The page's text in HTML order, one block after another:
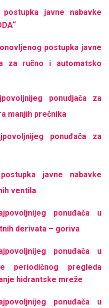
javne nabavke
postupka javne
za ručno i automatsko
ponudjača za
manjih prečnika
ponuđača za
javne nabavke
ventila
ponuđača u
derivata – goriva
ponuđača u
periodičnog pregleda
hidrantske mreže
ponuđača u